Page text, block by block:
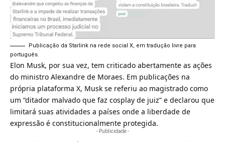
Publicação da Starlink na rede social X, em tradução livre para
português.
Elon Musk, por sua vez, tem criticado abertamente as ações
do ministro Alexandre de Moraes. Em publicações na
própria plataforma X, Musk se referiu ao magistrado como
um “ditador malvado que faz cosplay de juiz” e declarou que
limitará suas atividades a países onde a liberdade de
expressão é constitucionalmente protegida.
- Publicidade -